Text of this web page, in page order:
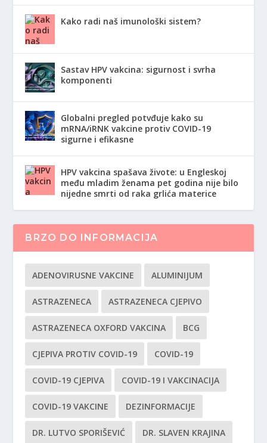
Kako radi naš imunološki sistem?
Sastav HPV vakcina: sigurnost i svrha
komponenti
Globalni pregled potvđuje kako su
mRNA/iRNK vakcine protiv COVID-19
sigurne i efikasne
HPV vakcina spašava živote: u Engleskoj
među mladim ženama pet godina nije bilo
nijedne smrti od raka grlića materice
BRZO DO INFORMACIJA
ADENOVIRUSNE VAKCINE ALUMINIJUM
ASTRAZENECA ASTRAZENECA CJEPIVO
ASTRAZENECA OXFORD VAKCINA BCG
CJEPIVA PROTIV COVID-19 COVID-19
COVID-19 CJEPIVA COVID-19 I VAKCINACIJA
COVID-19 VAKCINE DEZINFORMACIJE
DR. LUTVO SPORIŠEVIĆ DR. SLAVEN KRAJINA